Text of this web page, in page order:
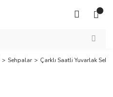
Sehpalar Çarklı Saatli Yuvarlak